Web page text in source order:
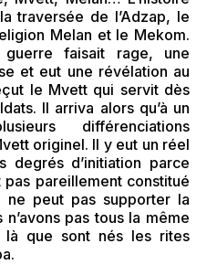
traversée de l’Adzap, le
Melan et le Mekom.
faisait rage, une
et eut une révélation au
le Mvett qui servit dès
Il arriva alors qu’à un
différenciations
originel. Il y eut un réel
degrés d’initiation parce
pas pareillement constitué
peut pas supporter la
pas tous la même
là que sont nés les rites